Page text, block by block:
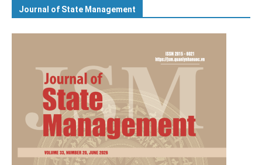
Journal of State Management